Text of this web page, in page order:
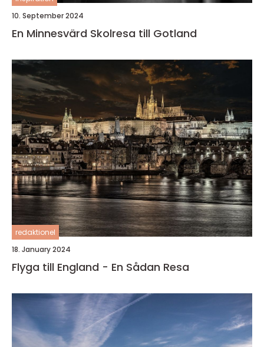
10. September 2024
En Minnesvärd Skolresa till Gotland
redaktionel
18. January 2024
Flyga till England - En Sådan Resa